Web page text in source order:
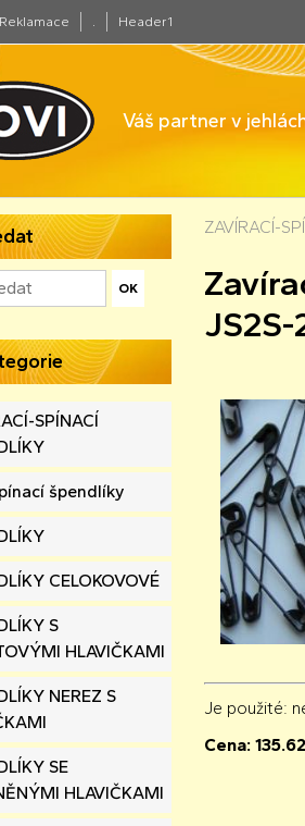
Reklamace . Header1
Váš partner v
SPÍNACÍ
špendlíky
CELOKOVOVÉ
S
HLAVIČKAMI
NEREZ S
SE
HLAVIČKAMI
ZAVÍRACÍ-
Je použité:
Cena: 135.62